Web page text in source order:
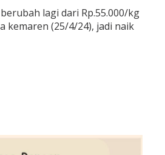
lagi dari Rp.55.000/kg
kemaren (25/4/24), jadi naik